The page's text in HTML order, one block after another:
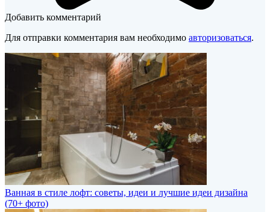
Добавить комментарий
Для отправки комментария вам необходимо авторизоваться.
Ванная в стиле лофт: советы, идеи и лучшие идеи дизайна
(70+ фото)